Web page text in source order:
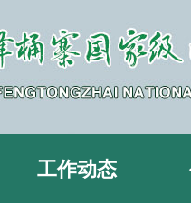
工作动态